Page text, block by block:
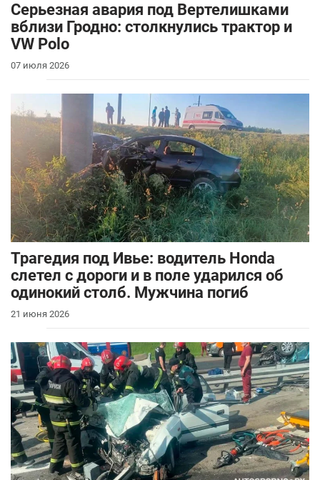
Серьезная авария под Вертелишками
вблизи Гродно: столкнулись трактор и
VW Polo
07 июля 2026
Трагедия под Ивье: водитель Honda
слетел с дороги и в поле ударился об
одинокий столб. Мужчина погиб
21 июня 2026